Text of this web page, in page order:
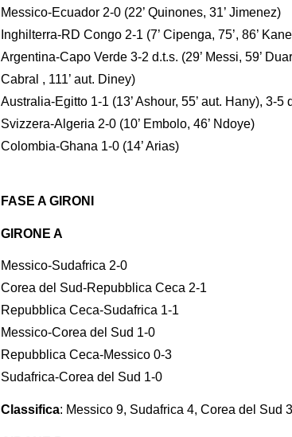
Messico-Ecuador 2-0 (22’ Quinones, 31’ Jimenez)
Inghilterra-RD Congo 2-1 (7’ Cipenga, 75’, 86’
Argentina-Capo Verde 3-2 d.t.s. (29’ Messi, 59’
Cabral , 111’ aut. Diney)
Australia-Egitto 1-1 (13’ Ashour, 55’ aut. Hany), 3-5
Svizzera-Algeria 2-0 (10’ Embolo, 46’ Ndoye)
Colombia-Ghana 1-0 (14’ Arias)
FASE A GIRONI
GIRONE A
Messico-Sudafrica 2-0
Corea del Sud-Repubblica Ceca 2-1
Repubblica Ceca-Sudafrica 1-1
Messico-Corea del Sud 1-0
Repubblica Ceca-Messico 0-3
Sudafrica-Corea del Sud 1-0
Classifica: Messico 9, Sudafrica 4, Corea del Sud